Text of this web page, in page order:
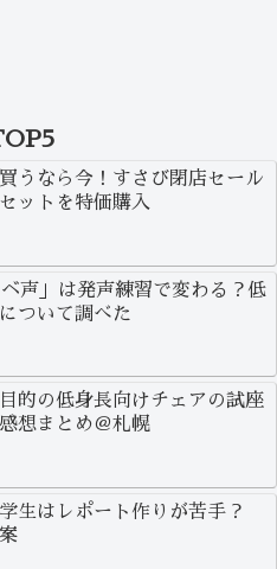
うなら今！すさび閉店セール
ットを特価購入
声」は発声練習で変わる？低
ついて調べた
的の低身長向けチェアの試座
想まとめ＠札幌
生はレポート作りが苦手？